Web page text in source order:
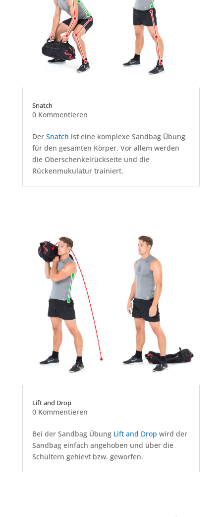
Snatch
0 Kommentieren
Der Snatch ist eine komplexe Sandbag Übung
für den gesamten Körper. Vor allem werden
die Oberschenkelrückseite und die
Rückenmukulatur trainiert.
Lift and Drop
0 Kommentieren
Bei der Sandbag Übung Lift and Drop wird der
Sandbag einfach angehoben und über die
Schultern gehievt bzw. geworfen.